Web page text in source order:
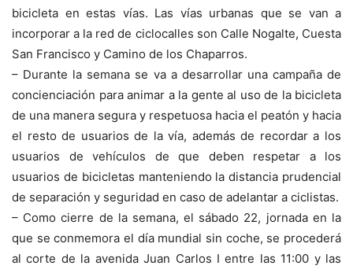
bicicleta en estas vías. Las vías urbanas que se van a
incorporar a la red de ciclocalles son Calle Nogalte, Cuesta
San Francisco y Camino de los Chaparros.
– Durante la semana se va a desarrollar una campaña de
concienciación para animar a la gente al uso de la bicicleta
de una manera segura y respetuosa hacia el peatón y hacia
el resto de usuarios de la vía, además de recordar a los
usuarios de vehículos de que deben respetar a los
usuarios de bicicletas manteniendo la distancia prudencial
de separación y seguridad en caso de adelantar a ciclistas.
– Como cierre de la semana, el sábado 22, jornada en la
que se conmemora el día mundial sin coche, se procederá
al corte de la avenida Juan Carlos I entre las 11:00 y las